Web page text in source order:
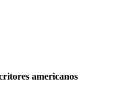
americanos